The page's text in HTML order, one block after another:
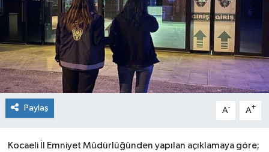
Paylaş A- A+
Kocaeli İl Emniyet Müdürlüğünden yapılan açıklamaya göre;